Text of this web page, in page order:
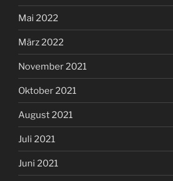
Mai 2022
März 2022
November 2021
Oktober 2021
August 2021
Juli 2021
Juni 2021